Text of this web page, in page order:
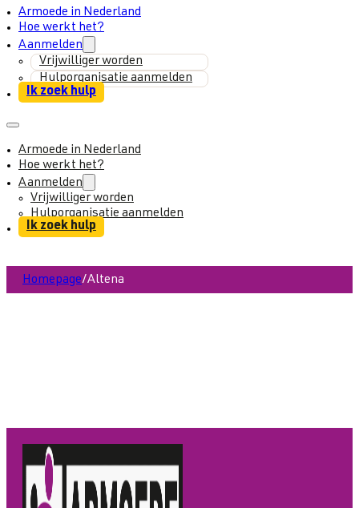
Armoede in Nederland
Hoe werkt het?
Aanmelden
Vrijwilliger worden
Hulporganisatie aanmelden
Ik zoek hulp
Armoede in Nederland
Hoe werkt het?
Aanmelden
Vrijwilliger worden
Hulporganisatie aanmelden
Ik zoek hulp
Homepage/Altena